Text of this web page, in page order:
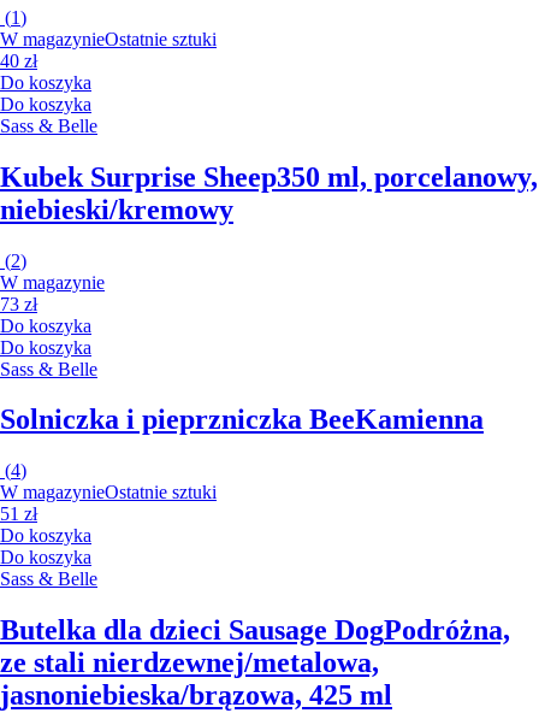
(1)
W magazynieOstatnie sztuki
40 zł
Do koszyka
Do koszyka
Sass & Belle
Kubek Surprise Sheep350 ml, porcelanowy,
niebieski/kremowy
(2)
W magazynie
73 zł
Do koszyka
Do koszyka
Sass & Belle
Solniczka i pieprzniczka BeeKamienna
(4)
W magazynieOstatnie sztuki
51 zł
Do koszyka
Do koszyka
Sass & Belle
Butelka dla dzieci Sausage DogPodróżna,
ze stali nierdzewnej/metalowa,
jasnoniebieska/brązowa, 425 ml